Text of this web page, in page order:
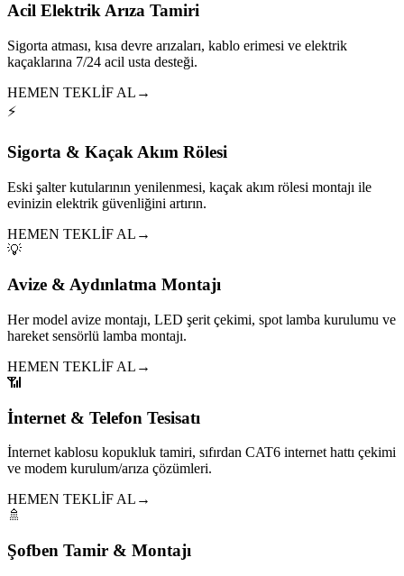
Acil Elektrik Arıza Tamiri
Sigorta atması, kısa devre arızaları, kablo erimesi ve elektrik
kaçaklarına 7/24 acil usta desteği.
HEMEN TEKLİF AL →
⚡
Sigorta & Kaçak Akım Rölesi
Eski şalter kutularının yenilenmesi, kaçak akım rölesi montajı ile
evinizin elektrik güvenliğini artırın.
HEMEN TEKLİF AL →
💡
Avize & Aydınlatma Montajı
Her model avize montajı, LED şerit çekimi, spot lamba kurulumu ve
hareket sensörlü lamba montajı.
HEMEN TEKLİF AL →
📶
İnternet & Telefon Tesisatı
İnternet kablosu kopukluk tamiri, sıfırdan CAT6 internet hattı çekimi
ve modem kurulum/arıza çözümleri.
HEMEN TEKLİF AL →
🚿
Şofben Tamir & Montajı